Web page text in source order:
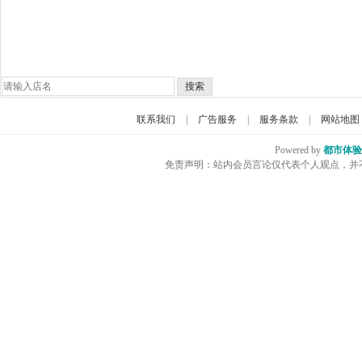
搜索
联系我们 广告服务 服务条款 网站地图
Powered by 都市体
免责声明：站内会员言论仅代表个人观点，